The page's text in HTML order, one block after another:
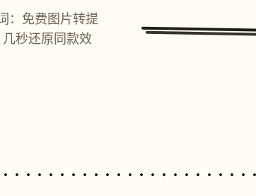
：免费图片转提
秒还原同款效